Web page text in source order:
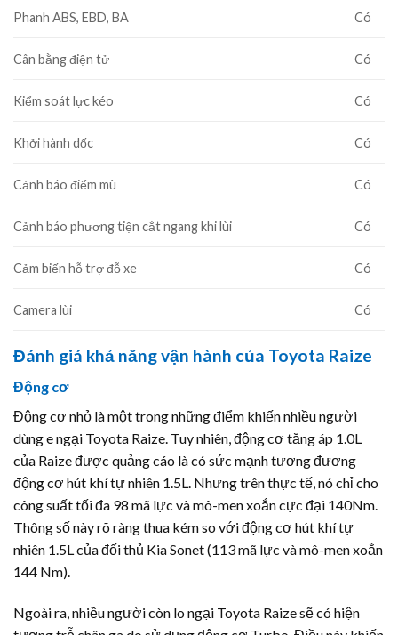
Phanh ABS, EBD, BA Có
Cân bằng điện tử Có
Kiểm soát lực kéo Có
Khởi hành dốc Có
Cảnh báo điểm mù Có
Cảnh báo phương tiện cắt ngang khi lùi Có
Cảm biến hỗ trợ đỗ xe Có
Camera lùi Có
Đánh giá khả năng vận hành của Toyota Raize
Động cơ
Động cơ nhỏ là một trong những điểm khiến nhiều người
dùng e ngại Toyota Raize. Tuy nhiên, động cơ tăng áp 1.0L
của Raize được quảng cáo là có sức mạnh tương đương
động cơ hút khí tự nhiên 1.5L. Nhưng trên thực tế, nó chỉ cho
công suất tối đa 98 mã lực và mô-men xoắn cực đại 140Nm.
Thông số này rõ ràng thua kém so với động cơ hút khí tự
nhiên 1.5L của đối thủ Kia Sonet (113 mã lực và mô-men xoắn
144 Nm).
Ngoài ra, nhiều người còn lo ngại Toyota Raize sẽ có hiện